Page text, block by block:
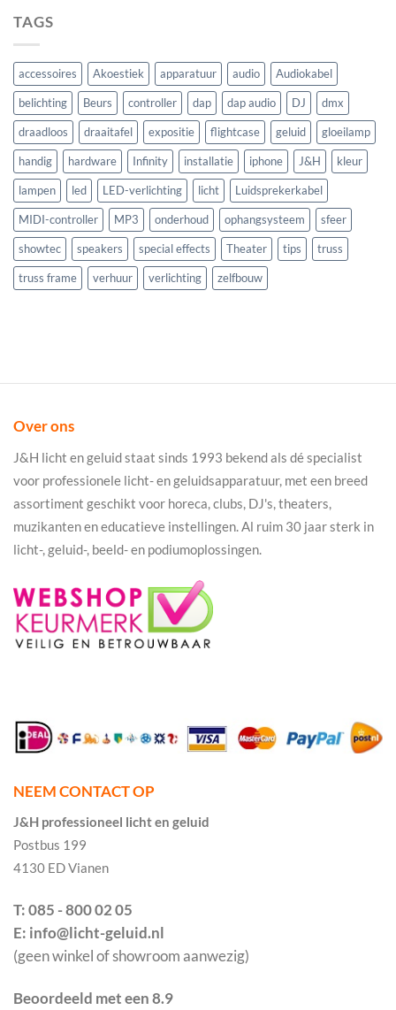
TAGS
accessoires Akoestiek apparatuur audio Audiokabel
belichting Beurs controller dap dap audio DJ dmx
draadloos draaitafel expositie flightcase geluid gloeilamp
handig hardware Infinity installatie iphone J&H kleur
lampen led LED-verlichting licht Luidsprekerkabel
MIDI-controller MP3 onderhoud ophangsysteem sfeer
showtec speakers special effects Theater tips truss
truss frame verhuur verlichting zelfbouw
Over ons
J&H licht en geluid staat sinds 1993 bekend als dé specialist
voor professionele licht- en geluidsapparatuur, met een breed
assortiment geschikt voor horeca, clubs, DJ's, theaters,
muzikanten en educatieve instellingen. Al ruim 30 jaar sterk in
licht-, geluid-, beeld- en podiumoplossingen.
NEEM CONTACT OP
J&H professioneel licht en geluid
Postbus 199
4130 ED Vianen
T: 085 - 800 02 05
E: info@licht-geluid.nl
(geen winkel of showroom aanwezig)
Beoordeeld met een 8.9